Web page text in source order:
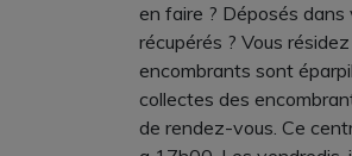
en faire ? Déposés dans
récupérés ? Vous
encombrants sont
collectes des
de rendez-vous. Ce